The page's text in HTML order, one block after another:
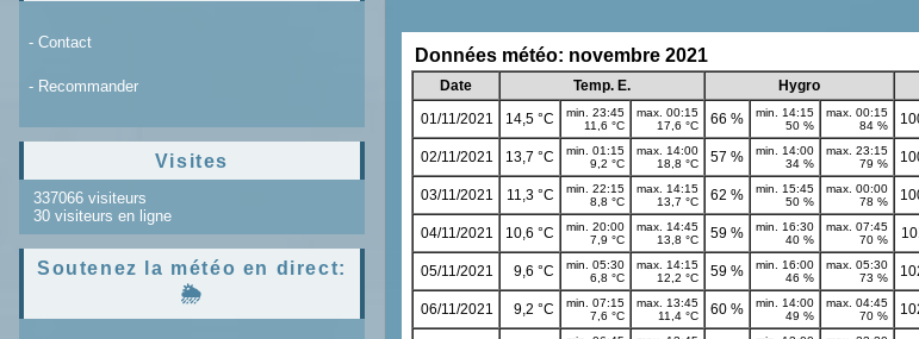
- Contact
- Recommander
Visites
337066 visiteurs
30 visiteurs en ligne
Soutenez la météo en direct:
🌦️